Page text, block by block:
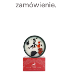
zamówienie.